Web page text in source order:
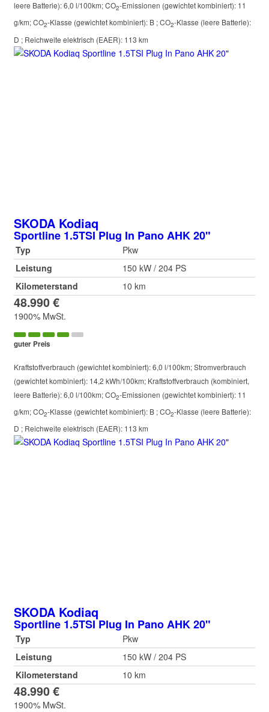
leere Batterie):6,0 l/100km;CO2-Emissionen (gewichtet kombiniert): 11
g/km;CO2-Klasse (gewichtet kombiniert): B ;CO2-Klasse (leere Batterie):
D ; Reichweite elektrisch (EAER): 113 km
SKODA Kodiaq
Sportline 1.5TSI Plug In Pano AHK 20"
Typ
Pkw
Leistung
150 kW / 204 PS
Kilometerstand
10 km
48.990 €
1900% MwSt.
guter Preis
Kraftstoffverbrauch (gewichtet kombiniert):6,0 l/100km;Stromverbrauch
(gewichtet kombiniert): 14,2 kWh/100km; Kraftstoffverbrauch (kombiniert,
leere Batterie):6,0 l/100km;CO2-Emissionen (gewichtet kombiniert): 11
g/km;CO2-Klasse (gewichtet kombiniert): B ;CO2-Klasse (leere Batterie):
D ; Reichweite elektrisch (EAER): 113 km
SKODA Kodiaq
Sportline 1.5TSI Plug In Pano AHK 20"
Typ
Pkw
Leistung
150 kW / 204 PS
Kilometerstand
10 km
48.990 €
1900% MwSt.